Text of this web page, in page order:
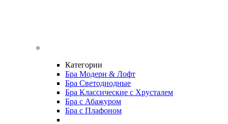
Категории
Бра Модерн & Лофт
Бра Светодиодные
Бра Классические с Хрусталем
Бра с Абажуром
Бра с Плафоном